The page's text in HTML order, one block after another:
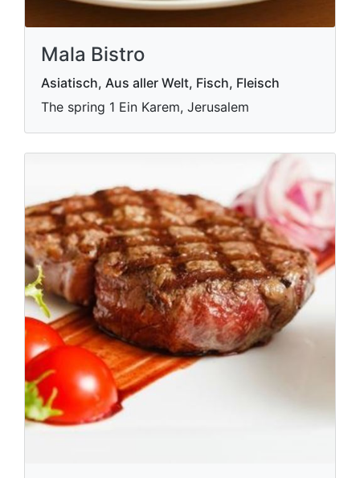
Mala Bistro
Asiatisch, Aus aller Welt, Fisch, Fleisch
The spring 1 Ein Karem, Jerusalem